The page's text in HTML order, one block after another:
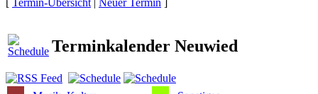
Terminkalender Neuwied